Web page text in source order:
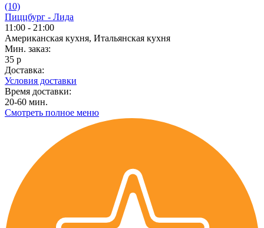
(10)
Пиццбург - Лида
11:00 - 21:00
Американская кухня, Итальянская кухня
Мин. заказ:
35 р
Доставка:
Условия доставки
Время доставки:
20-60 мин.
Смотреть полное меню